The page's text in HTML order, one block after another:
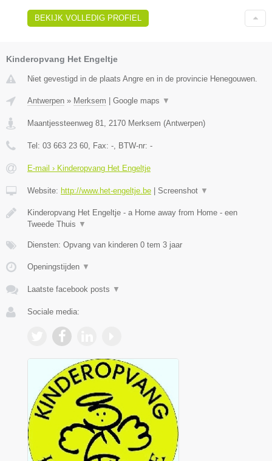
BEKIJK VOLLEDIG PROFIEL
Kinderopvang Het Engeltje
Niet gevestigd in de plaats Angre en in de provincie Henegouwen.
Antwerpen » Merksem Google maps ▼
Maantjessteenweg 81, 2170 Merksem (Antwerpen)
Tel: 03 663 23 60, Fax: -, BTW-nr: -
E-mail › Kinderopvang Het Engeltje
Website: http://www.het-engeltje.be Screenshot ▼
Kinderopvang Het Engeltje - a Home away from Home - een
Tweede Thuis ▼
Diensten: Opvang van kinderen 0 tem 3 jaar
Openingstijden ▼
Laatste facebook posts ▼
Sociale media: